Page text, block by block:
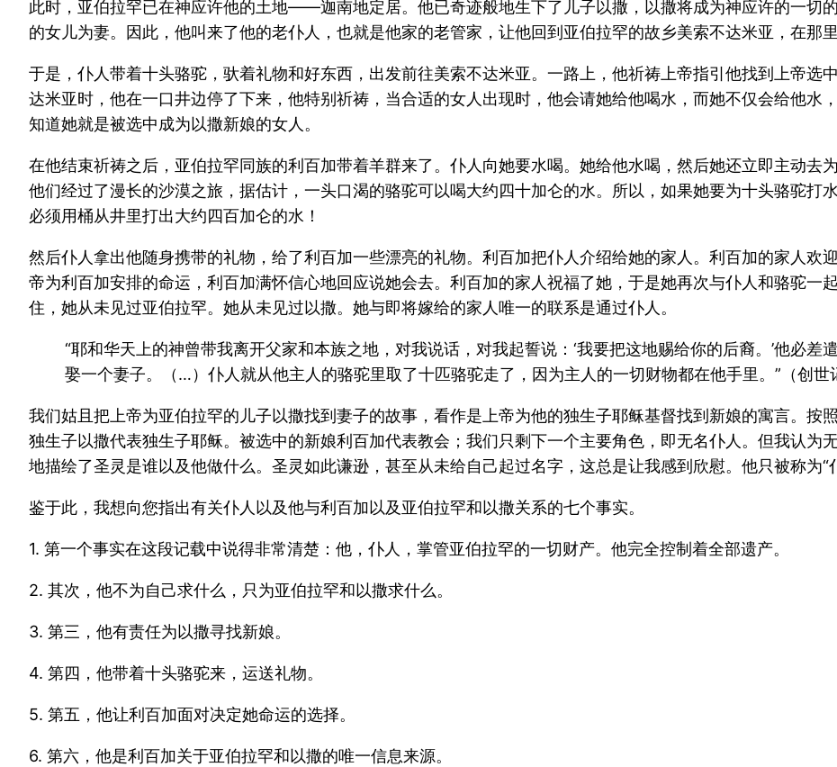
此时，亚伯拉罕已在神应许他的土地——迦南地定居。他已奇迹般地生下了儿子以撒，以撒将成为神应许的一切
的女儿为妻。因此，他叫来了他的老仆人，也就是他家的老管家，让他回到亚伯拉罕的故乡美索不达米亚，在那
于是，仆人带着十头骆驼，驮着礼物和好东西，出发前往美索不达米亚。一路上，他祈祷上帝指引他找到上帝选
达米亚时，他在一口井边停了下来，他特别祈祷，当合适的女人出现时，他会请她给他喝水，而她不仅会给他水
知道她就是被选中成为以撒新娘的女人。
在他结束祈祷之后，亚伯拉罕同族的利百加带着羊群来了。仆人向她要水喝。她给他水喝，然后她还立即主动去
他们经过了漫长的沙漠之旅，据估计，一头口渴的骆驼可以喝大约四十加仑的水。所以，如果她要为十头骆驼打
必须用桶从井里打出大约四百加仑的水！
然后仆人拿出他随身携带的礼物，给了利百加一些漂亮的礼物。利百加把仆人介绍给她的家人。利百加的家人欢
帝为利百加安排的命运，利百加满怀信心地回应说她会去。利百加的家人祝福了她，于是她再次与仆人和骆驼一
住，她从未见过亚伯拉罕。她从未见过以撒。她与即将嫁给的家人唯一的联系是通过仆人。
“耶和华天上的神曾带我离开父家和本族之地，对我说话，对我起誓说：‘我要把这地赐给你的后裔。’他必差
娶一个妻子。（…）仆人就从他主人的骆驼里取了十匹骆驼走了，因为主人的一切财物都在他手里。”（创世
我们姑且把上帝为亚伯拉罕的儿子以撒找到妻子的故事，看作是上帝为他的独生子耶稣基督找到新娘的寓言。按
独生子以撒代表独生子耶稣。被选中的新娘利百加代表教会；我们只剩下一个主要角色，即无名仆人。但我认为
地描绘了圣灵是谁以及他做什么。圣灵如此谦逊，甚至从未给自己起过名字，这总是让我感到欣慰。他只被称为“
鉴于此，我想向您指出有关仆人以及他与利百加以及亚伯拉罕和以撒关系的七个事实。
1. 第一个事实在这段记载中说得非常清楚：他，仆人，掌管亚伯拉罕的一切财产。他完全控制着全部遗产。
2. 其次，他不为自己求什么，只为亚伯拉罕和以撒求什么。
3. 第三，他有责任为以撒寻找新娘。
4. 第四，他带着十头骆驼来，运送礼物。
5. 第五，他让利百加面对决定她命运的选择。
6. 第六，他是利百加关于亚伯拉罕和以撒的唯一信息来源。